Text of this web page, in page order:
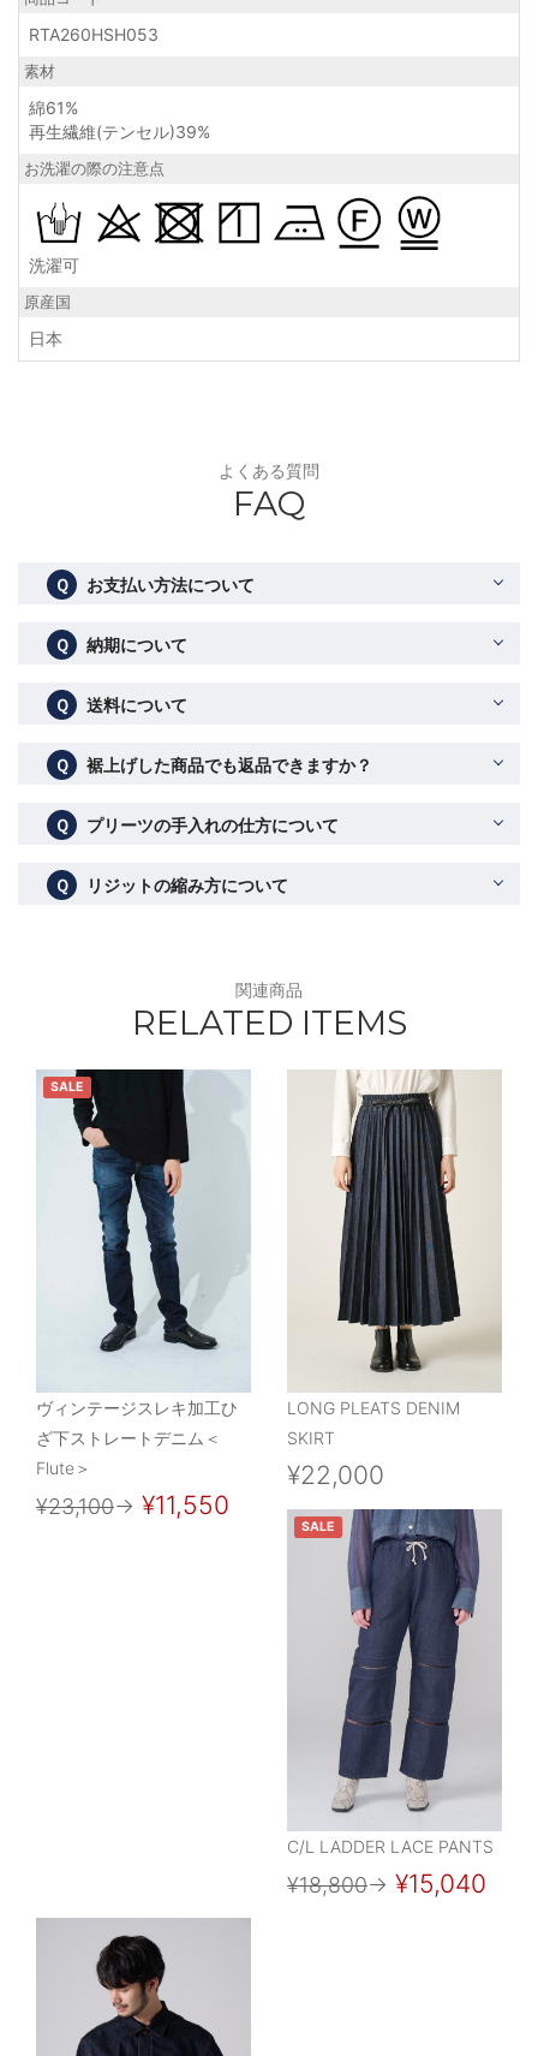
RTA260HSH053
素材
綿61%
再生繊維(テンセル)39%
お洗濯の際の注意点
洗濯可
原産国
日本
よくある質問
FAQ
Ｑ お支払い方法について
Ｑ 納期について
Ｑ 送料について
Ｑ 裾上げした商品でも返品できますか？
Ｑ プリーツの手入れの仕方について
Ｑ リジットの縮み方について
関連商品
RELATED ITEMS
SALE
ヴィンテージスレキ加工ひ
ざ下ストレートデニム＜
Flute＞
¥23,100→ ¥11,550
LONG PLEATS DENIM
SKIRT
¥22,000
SALE
C/L LADDER LACE PANTS
¥18,800→ ¥15,040